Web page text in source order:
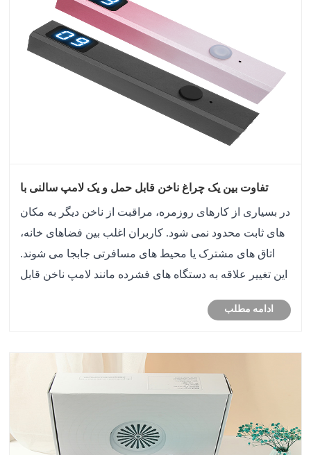
تفاوت بین یک چراغ ناخن قابل حمل و یک لامپ سالنی با
در بسیاری از کارهای روزمره، مراقبت از ناخن دیگر به مکان
های ثابت محدود نمی شود. کاربران اغلب بین فضاهای خانه،
اتاق های مشترک یا محیط های مسافرتی جابجا می شوند.
این تغییر علاقه به دستگاه های فشرده مانند لامپ ناخن قابل
ادامه مطلب